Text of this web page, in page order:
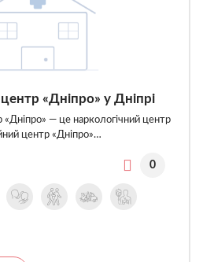
«Дніпро» у Дніпрі
«Дніпро» — це наркологічний центр
центр «Дніпро»…
0